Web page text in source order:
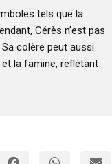
tels que la
Cérès n’est pas
colère peut aussi
la famine, reflétant